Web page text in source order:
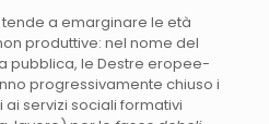
a emarginare le età
produttive: nel nome del
pubblica, le Destre eropee-
progressivamente chiuso i
servizi sociali formativi